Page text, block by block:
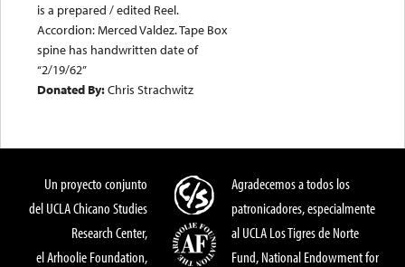
is a prepared / edited Reel.
Accordion: Merced Valdez. Tape Box
spine has handwritten date of
“2/19/62”
Donated By:Chris Strachwitz
Un proyecto conjunto
del UCLA Chicano Studies
Research Center,
el Arhoolie Foundation,
Agradecemos a todos los
patronicadores, especialmente
al UCLA Los Tigres de Norte
Fund, National Endowment for